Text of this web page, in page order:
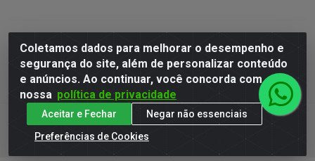
Coletamos dados para melhorar o desempenho e
segurança do site, além de personalizar conteúdo
e anúncios. Ao continuar, você concorda com
nossa política de privacidade
Aceitar e Fechar
Negar não essenciais
Preferências de Cookies
Natureza Comércio de Descartáveis LTDA - Endereço: Av. do
Turismo, 28, Tarumã - CNPJ:08.038.545/0001-07 © 2016
Todos dos direitos reservados.